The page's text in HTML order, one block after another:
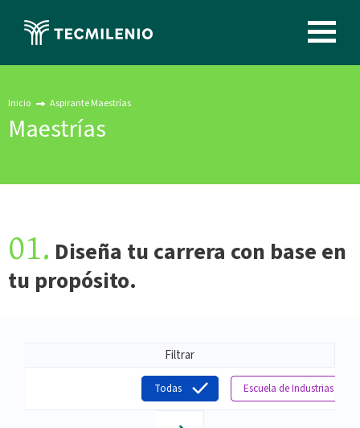
contenido
principal
Image
Inicio Aspirante Maestrías
Maestrías
01. Diseña tu carrera con base en
tu propósito.
Filtrar
Todas Escuela de Industrias